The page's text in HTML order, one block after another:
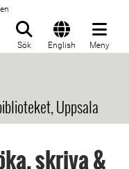
Sök English Meny
Uppsala
skriva &